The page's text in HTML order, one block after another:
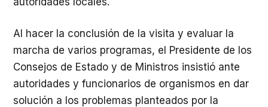
Al hacer la conclusión de la visita y evaluar la
marcha de varios programas, el Presidente de los
Consejos de Estado y de Ministros insistió ante
autoridades y funcionarios de organismos en dar
solución a los problemas planteados por la